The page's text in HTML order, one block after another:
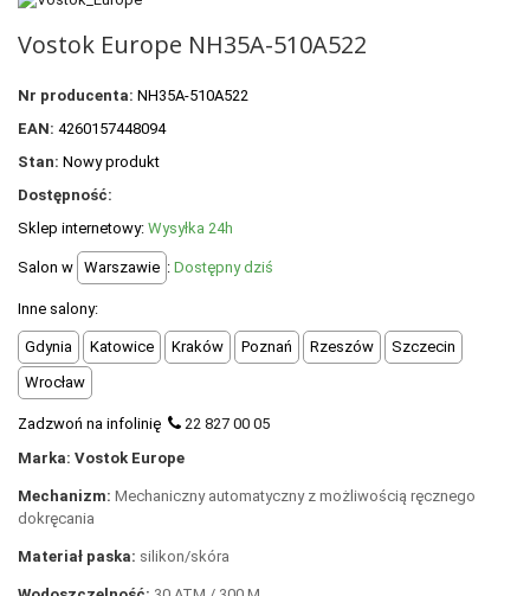
POLECANE PRODUKTY
PROMOCJE
OUTLET
WYPRZEDAŻ
Vostok Europe NH35A-510A522
Nr producenta: NH35A-510A522
EAN: 4260157448094
Stan: Nowy produkt
Dostępność:
Sklep internetowy: Wysyłka 24h
Salon w Warszawie : Dostępny dziś
Inne salony:
Gdynia Katowice Kraków Poznań Rzeszów
Szczecin
Wrocław
Zadzwoń na infolinię
22 827 00 05
Marka: Vostok Europe
Mechanizm: Mechaniczny automatyczny z możliwością ręcznego
dokręcania
Materiał paska: silikon/skóra